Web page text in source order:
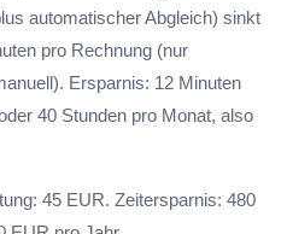
automatischer Abgleich) sinkt
pro Rechnung (nur
Ersparnis: 12 Minuten
40 Stunden pro Monat, also
45 EUR. Zeitersparnis: 480